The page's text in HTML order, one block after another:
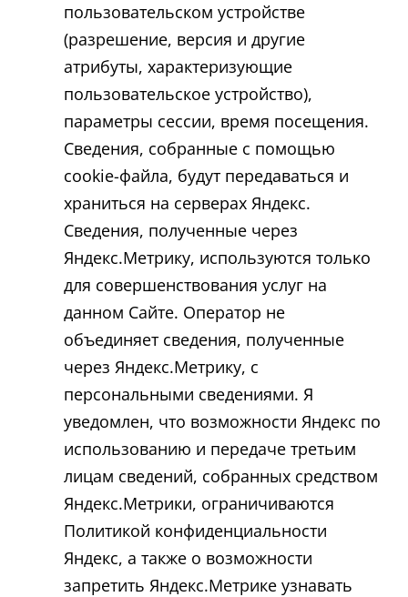
пользовательском устройстве
(разрешение, версия и другие
атрибуты, характеризующие
пользовательское устройство),
параметры сессии, время посещения.
Сведения, собранные с помощью
cookie-файла, будут передаваться и
храниться на серверах Яндекс.
Сведения, полученные через
Яндекс.Метрику, используются только
для совершенствования услуг на
данном Сайте. Оператор не
объединяет сведения, полученные
через Яндекс.Метрику, с
персональными сведениями. Я
уведомлен, что возможности Яндекс по
использованию и передаче третьим
лицам сведений, собранных средством
Яндекс.Метрики, ограничиваются
Политикой конфиденциальности
Яндекс, а также о возможности
запретить Яндекс.Метрике узнавать